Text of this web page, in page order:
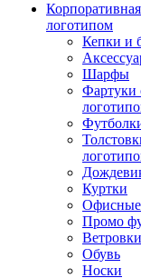
логотипом
Кепки и
Шарфы
Фартуки
Куртки
Промо
Ветровки
Обувь
Носки